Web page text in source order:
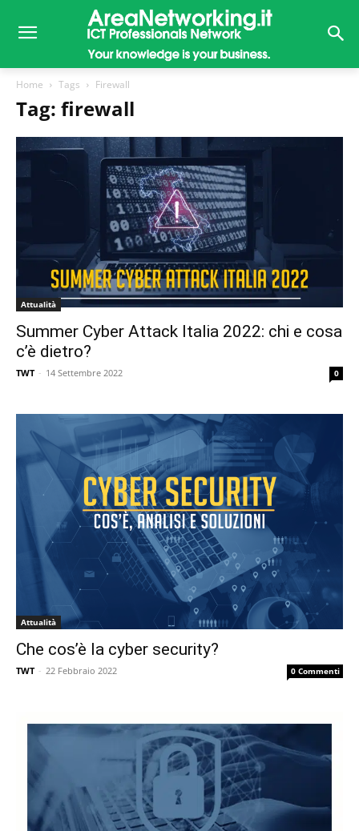
Home Tags Firewall
Tag: firewall
Attualità
Summer Cyber Attack Italia 2022: chi e cosa
c’è dietro?
TWT - 14 Settembre 2022 0
Attualità
Che cos’è la cyber security?
TWT - 22 Febbraio 2022 0 Commenti